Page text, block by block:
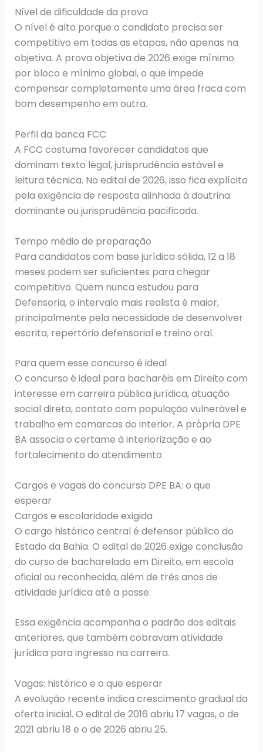
Nível de dificuldade da prova
O nível é alto porque o candidato precisa ser
competitivo em todas as etapas, não apenas na
objetiva. A prova objetiva de 2026 exige mínimo
por bloco e mínimo global, o que impede
compensar completamente uma área fraca com
bom desempenho em outra.
Perfil da banca FCC
A FCC costuma favorecer candidatos que
dominam texto legal, jurisprudência estável e
leitura técnica. No edital de 2026, isso fica explícito
pela exigência de resposta alinhada à doutrina
dominante ou jurisprudência pacificada.
Tempo médio de preparação
Para candidatos com base jurídica sólida, 12 a 18
meses podem ser suficientes para chegar
competitivo. Quem nunca estudou para
Defensoria, o intervalo mais realista é maior,
principalmente pela necessidade de desenvolver
escrita, repertório defensorial e treino oral.
Para quem esse concurso é ideal
O concurso é ideal para bacharéis em Direito com
interesse em carreira pública jurídica, atuação
social direta, contato com população vulnerável e
trabalho em comarcas do interior. A própria DPE
BA associa o certame à interiorização e ao
fortalecimento do atendimento.
Cargos e vagas do concurso DPE BA: o que
esperar
Cargos e escolaridade exigida
O cargo histórico central é defensor público do
Estado da Bahia. O edital de 2026 exige conclusão
do curso de bacharelado em Direito, em escola
oficial ou reconhecida, além de três anos de
atividade jurídica até a posse.
Essa exigência acompanha o padrão dos editais
anteriores, que também cobravam atividade
jurídica para ingresso na carreira.
Vagas: histórico e o que esperar
A evolução recente indica crescimento gradual da
oferta inicial. O edital de 2016 abriu 17 vagas, o de
2021 abriu 18 e o de 2026 abriu 25.